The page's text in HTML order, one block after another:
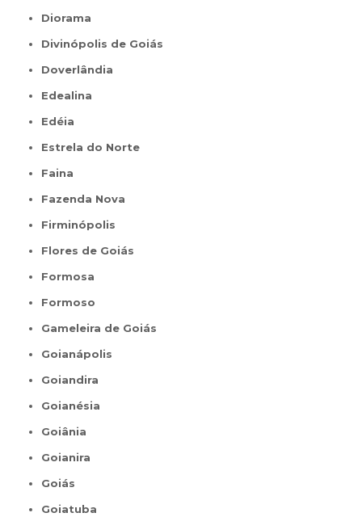
Diorama
Divinópolis de Goiás
Doverlândia
Edealina
Edéia
Estrela do Norte
Faina
Fazenda Nova
Firminópolis
Flores de Goiás
Formosa
Formoso
Gameleira de Goiás
Goianápolis
Goiandira
Goianésia
Goiânia
Goianira
Goiás
Goiatuba